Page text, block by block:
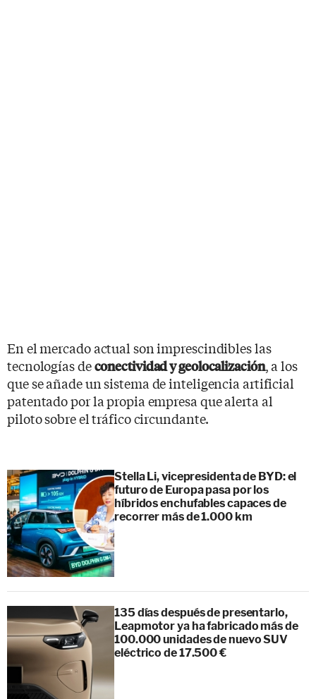
En el mercado actual son imprescindibles las
tecnologías deconectividad y geolocalización, a los
que se añade un sistema de inteligencia artificial
patentado por la propia empresa que alerta al
piloto sobre el tráfico circundante.
Stella Li, vicepresidenta de BYD: el
futuro de Europa pasa por los
híbridos enchufables capaces de
recorrer más de 1.000 km
135 días después de presentarlo,
Leapmotor ya ha fabricado más de
100.000 unidades de nuevo SUV
eléctrico de 17.500 €